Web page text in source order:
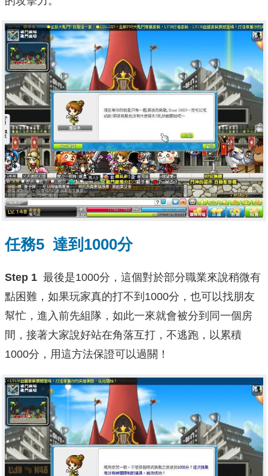
任務5 達到1000分
Step 1 最後是1000分，這個對於部分職業來說稍微有
點困難，如果玩家真的打不到1000分，也可以找朋友
幫忙，進入前先組隊，如此一來就會被分到同一個房
間，接著大家說好站在角落互打，不逃跑，以累積
1000分，用這方法保證可以過關！